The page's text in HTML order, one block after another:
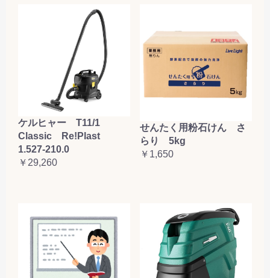
ケルヒャー T11/1
Classic Re!Plast
1.527-210.0
￥29,260
せんたく用粉石けん さ
らり 5kg
￥1,650